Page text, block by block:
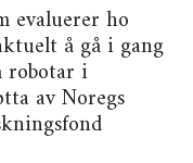
evaluerer ho
å gå i gang
robotar i
av Noregs